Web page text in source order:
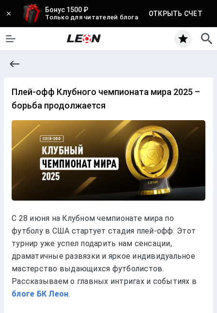
Бонус 1500 ₽
Только для читателей блога ОТКРЫТЬ СЧЕТ
Плей-офф Клубного чемпионата мира 2025 –
борьба продолжается
С 28 июня на Клубном чемпионате мира по
футболу в США стартует стадия плей-офф. Этот
турнир уже успел подарить нам сенсации,
драматичные развязки и яркое индивидуальное
мастерство выдающихся футболистов.
Рассказываем о главных интригах и событиях в
блоге БК Леон.